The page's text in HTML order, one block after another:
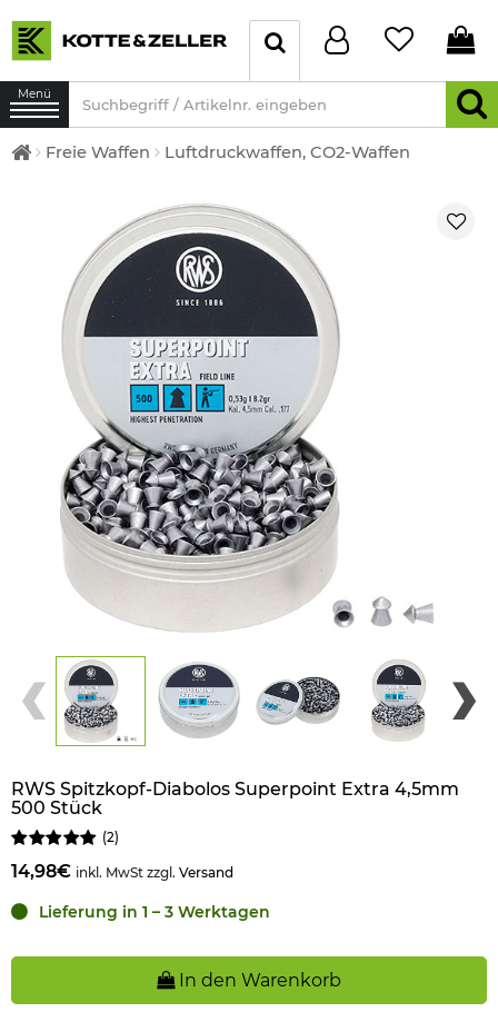
Menü
Freie Waffen Luftdruckwaffen, CO2-Waffen
RWS Spitzkopf-Diabolos Superpoint Extra 4,5mm
500 Stück
(2)
14,98€ inkl. MwSt zzgl. Versand
Lieferung in 1 – 3 Werktagen
In den Warenkorb